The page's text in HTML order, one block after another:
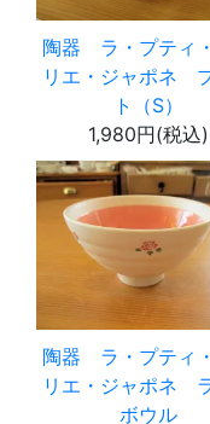
陶器 ラ・プティ
リエ・ジャポネ
ト（S）
1,980円(税込)
陶器 ラ・プティ
リエ・ジャポネ
ボウル